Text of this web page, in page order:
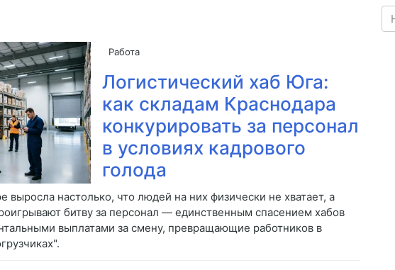
Работа
Логистический хаб Юга:
как складам Краснодара
конкурировать за персонал
в условиях кадрового
голода
выросла настолько, что людей на них физически не хватает, а
битву за персонал — единственным спасением хабов
выплатами за смену, превращающие работников в